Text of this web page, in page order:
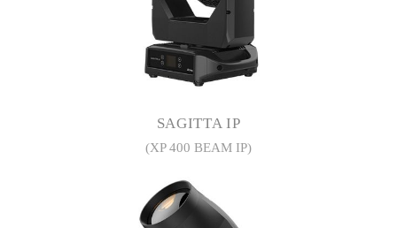
SAGITTA IP
(XP 400 BEAM IP)